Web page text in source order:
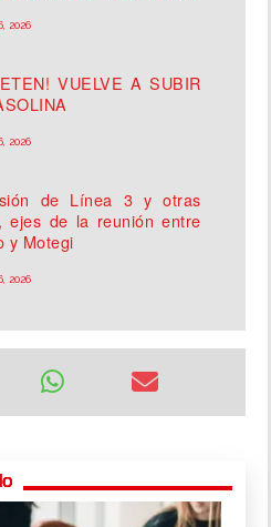
2026
VUELVE A SUBIR
2026
de Línea 3 y otras
ejes de la reunión entre
y Motegi
2026